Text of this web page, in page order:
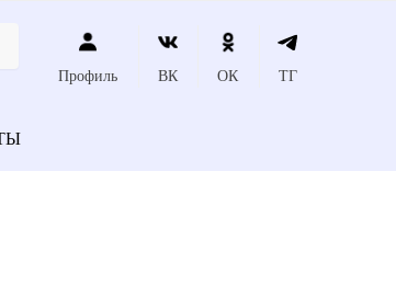
Профиль ВК ОК ТГ